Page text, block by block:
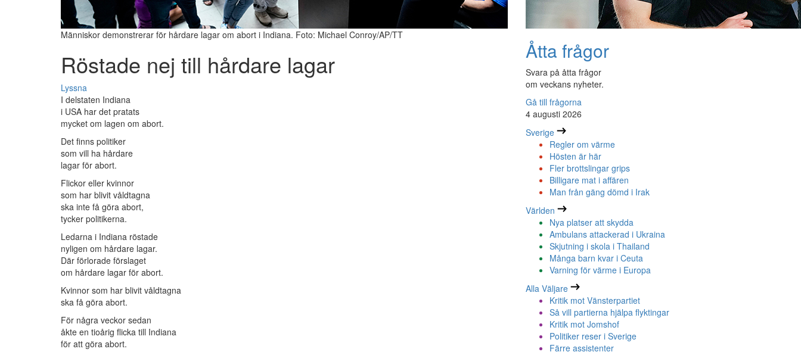
Människor demonstrerar för hårdare lagar om abort i Indiana. Foto: Michael Conroy/AP/TT
Röstade nej till hårdare lagar
Lyssna
I delstaten Indiana
i USA har det pratats
mycket om lagen om abort.
Det finns politiker
som vill ha hårdare
lagar för abort.
Flickor eller kvinnor
som har blivit våldtagna
ska inte få göra abort,
tycker politikerna.
Ledarna i Indiana röstade
nyligen om hårdare lagar.
Där förlorade förslaget
om hårdare lagar för abort.
Kvinnor som har blivit våldtagna
ska få göra abort.
För några veckor sedan
åkte en tioårig flicka till Indiana
för att göra abort.
Åtta frågor
Svara på åtta frågor
om veckans nyheter.
Gå till frågorna
4 augusti 2026
Sverige
Regler om värme
Hösten är här
Fler brottslingar grips
Billigare mat i affären
Man från gäng dömd i Irak
Världen
Nya platser att skydda
Ambulans attackerad i Ukraina
Skjutning i skola i Thailand
Många barn kvar i Ceuta
Varning för värme i Europa
Alla Väljare
Kritik mot Vänsterpartiet
Så vill partierna hjälpa flyktingar
Kritik mot Jomshof
Politiker reser i Sverige
Färre assistenter